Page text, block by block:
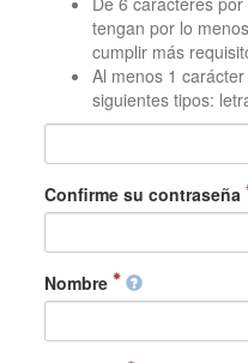
tengan por lo
cumplir más
Al menos 1
siguientes tipos:
Confirme su contraseña
Nombre